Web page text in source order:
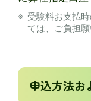
受験料お⽀払
ては、ご負担願
申込方法お